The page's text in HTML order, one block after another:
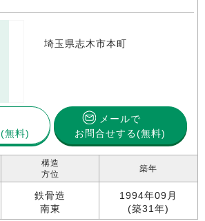
埼玉県志木市本町
メールで
お問合せする(無料)
構造
方位
鉄骨造
南東
築年
1994年09月
(築31年)